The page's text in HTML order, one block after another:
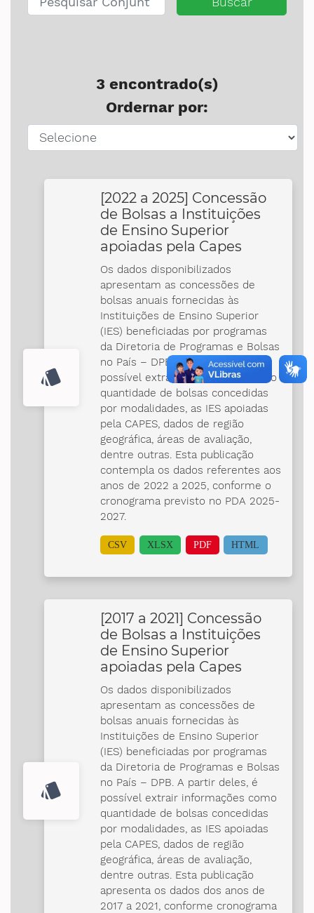
3 encontrado(s)
Ordernar por:
style
[2022 a 2025] Concessão
de Bolsas a Instituições
de Ensino Superior
apoiadas pela Capes
Os dados disponibilizados
apresentam as concessões de
bolsas anuais fornecidas às
Instituições de Ensino Superior
(IES) beneficiadas por programas
da Diretoria de Programas e Bolsas
no País – DPB. A partir deles, é
possível extrair informações como
quantidade de bolsas concedidas
por modalidades, as IES apoiadas
pela CAPES, dados de região
geográfica, áreas de avaliação,
dentre outras. Esta publicação
contempla os dados referentes aos
anos de 2022 a 2025, conforme o
cronograma previsto no PDA 2025-
2027.
CSV XLSX PDF HTML
style
[2017 a 2021] Concessão
de Bolsas a Instituições
de Ensino Superior
apoiadas pela Capes
Os dados disponibilizados
apresentam as concessões de
bolsas anuais fornecidas às
Instituições de Ensino Superior
(IES) beneficiadas por programas
da Diretoria de Programas e Bolsas
no País – DPB. A partir deles, é
possível extrair informações como
quantidade de bolsas concedidas
por modalidades, as IES apoiadas
pela CAPES, dados de região
geográfica, áreas de avaliação,
dentre outras. Esta publicação
apresenta os dados dos anos de
2017 a 2021, conforme cronograma